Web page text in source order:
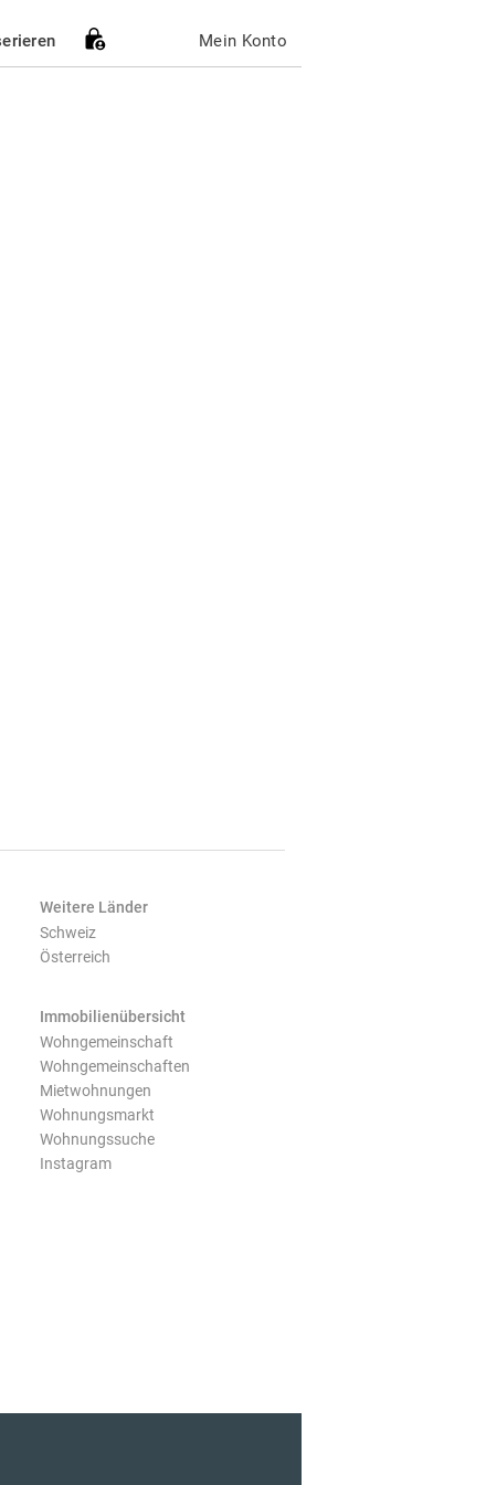
Mein Konto
Weitere Länder
Schweiz
Österreich
Immobilienübersicht
Wohngemeinschaft
Wohngemeinschaften
Mietwohnungen
Wohnungsmarkt
Wohnungssuche
Instagram